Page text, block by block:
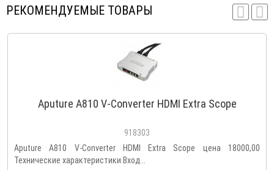
РЕКОМЕНДУЕМЫЕ ТОВАРЫ
Aputure A810 V-Converter HDMI Extra Scope
918303
Aputure A810 V-Converter HDMI Extra Scope цена 18000,00
Технические характеристики Вход...